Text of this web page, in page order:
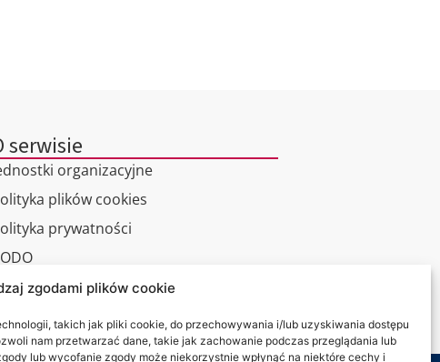
zgodami plików cookie
takich jak pliki cookie, do przechowywania i/lub uzyskiwania dostępu
nam przetwarzać dane, takie jak zachowanie podczas przeglądania lub
lub wycofanie zgody może niekorzystnie wpłynąć na niektóre cechy i
serwisie
organizacyjne
plików cookies
prywatności
spacer
Kontakt